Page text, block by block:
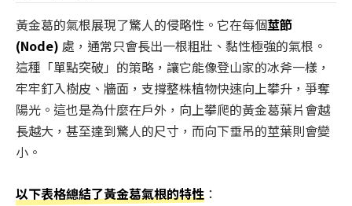
黃金葛的氣根展現了驚人的侵略性。它在每個莖節
(Node) 處，通常只會長出一根粗壯、黏性極強的氣根。
這種「單點突破」的策略，讓它能像登山家的冰斧一樣，
牢牢釘入樹皮、牆面，支撐整株植物快速向上攀升，爭奪
陽光。這也是為什麼在戶外，向上攀爬的黃金葛葉片會越
長越大，甚至達到驚人的尺寸，而向下垂吊的莖葉則會變
小。
以下表格總結了黃金葛氣根的特性 ：